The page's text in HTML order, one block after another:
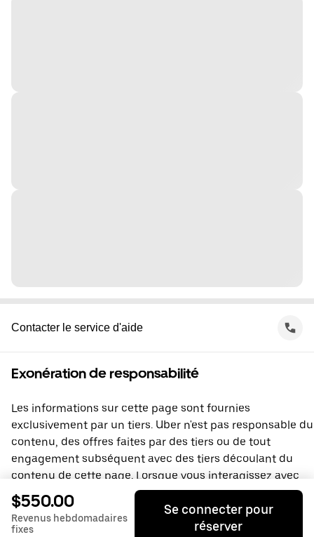
Contacter le service d'aide
Exonération de responsabilité
Les informations sur cette page sont fournies
exclusivement par un tiers. Uber n'est pas responsable du
contenu, des offres faites par des tiers ou de tout
engagement subséquent avec des tiers découlant du
contenu de cette page. Lorsque vous interagissez avec
un tiers, vous concluez une entente directement avec lui,
à laquelle Uber ne prend pas part. Si vous avez des
questions, veuillez contacter directement le tiers.
$550.00
Revenus hebdomadaires
fixes
Se connecter pour
réserver